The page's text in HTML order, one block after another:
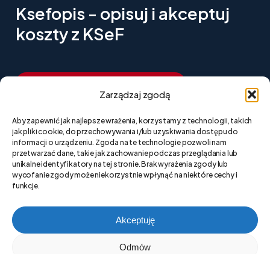
Zarządzaj zgodą
Aby zapewnić jak najlepsze wrażenia, korzystamy z technologii, takich
jak pliki cookie, do przechowywania i/lub uzyskiwania dostępu do
informacji o urządzeniu. Zgoda na te technologie pozwoli nam
przetwarzać dane, takie jak zachowanie podczas przeglądania lub
unikalne identyfikatory na tej stronie. Brak wyrażenia zgody lub
wycofanie zgody może niekorzystnie wpłynąć na niektóre cechy i
funkcje.
Akceptuję
Odmów
Ksefopis - opisuj i akceptuj
koszty z KSeF
Napiszdonas
Polityka prywatności strony
Polityka plików cookies (EU)